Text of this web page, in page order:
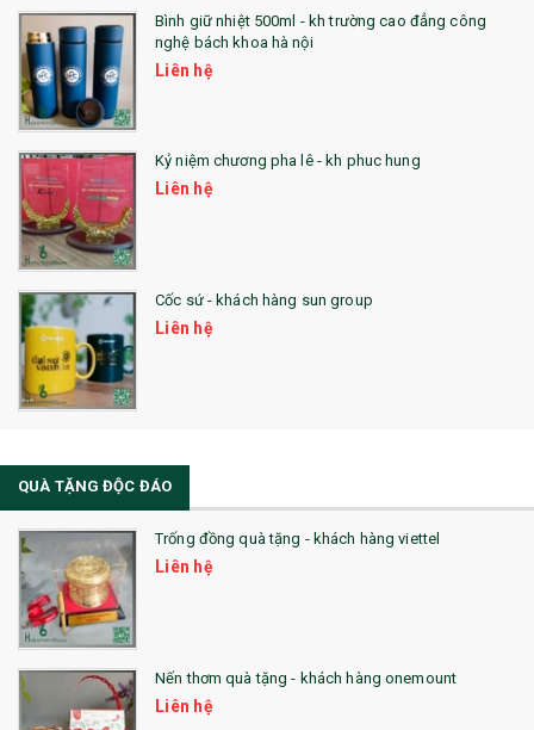
Bình giữ nhiệt 500ml - kh trường cao đẳng công
nghệ bách khoa hà nội
Liên hệ
Kỷ niệm chương pha lê - kh phuc hung
Liên hệ
Cốc sứ - khách hàng sun group
Liên hệ
QUÀ TẶNG ĐỘC ĐÁO
Trống đồng quà tặng - khách hàng viettel
Liên hệ
Nến thơm quà tặng - khách hàng onemount
Liên hệ